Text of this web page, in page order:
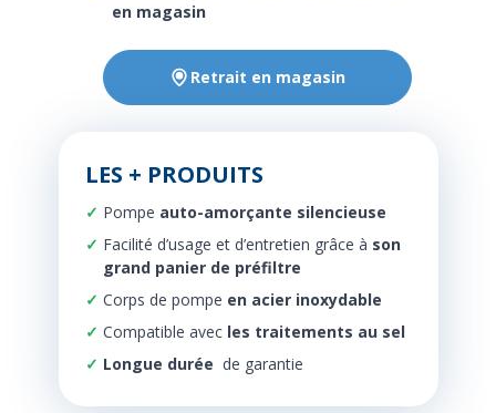
en magasin
Retrait en magasin
LES + PRODUITS
Pompe auto-amorçante silencieuse
Facilité d’usage et d’entretien grâce à son
grand panier de préfiltre
Corps de pompe en acier inoxydable
Compatible avec les traitements au sel
Longue durée de garantie